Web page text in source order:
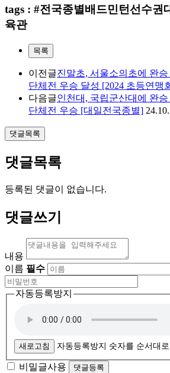
tags : #전국종별배드민턴선수권
육관
목록
이전글진말초, 서울소의초에 완
단체전 우승 달성 [2024 초등연맹
다음글인천대, 국립군산대에 완
단체전 우승 [대일전국종별]
댓글목록
댓글목록
등록된 댓글이 없습니다.
댓글쓰기
내용
이름 필수
자동등록방지
새로고침 자동등록방지 숫자를 순서대
비밀글사용